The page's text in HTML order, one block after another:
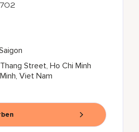
Street, Ho Chi Minh
Viet Nam